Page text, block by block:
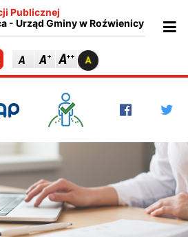
Publicznej
- Urząd Gminy w Roźwienicy
głównej
do mapy strony